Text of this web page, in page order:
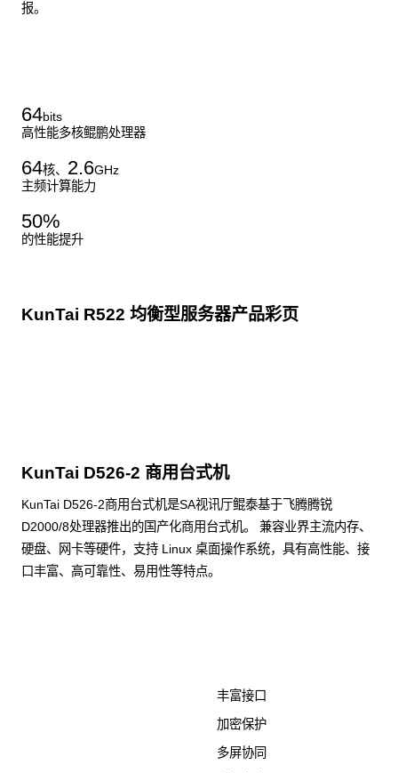
报。
64bits
高性能多核鲲鹏处理器
64核、 2.6GHz
主频计算能力
50%
的性能提升
KunTai R522 均衡型服务器产品彩页
KunTai D526-2 商用台式机
KunTai D526-2商用台式机是SA视讯厅鲲泰基于飞腾腾锐
D2000/8处理器推出的国产化商用台式机。 兼容业界主流内存、
硬盘、网卡等硬件，支持 Linux 桌面操作系统，具有高性能、接
口丰富、高可靠性、易用性等特点。
丰富接口
加密保护
多屏协同